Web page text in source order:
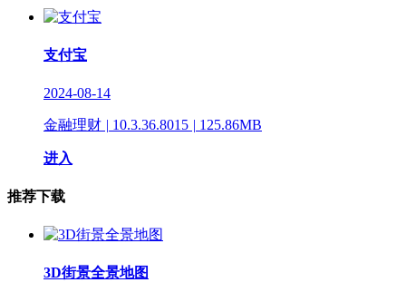
支付宝
2024-08-14
金融理财 | 10.3.36.8015 | 125.86MB
进入
推荐下载
3D街景全景地图